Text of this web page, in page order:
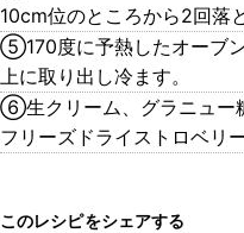
10cm位のところから2回落
⑤170度に予熱したオーブ
上に取り出し冷ます。
⑥生クリーム、グラニュー
フリーズドライストロベリ
このレシピをシェアする